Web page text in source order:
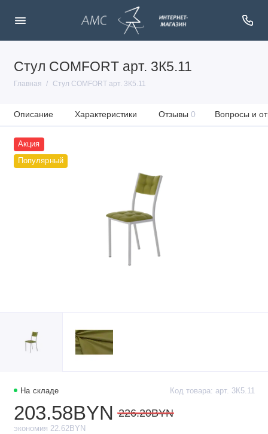
Стул COMFORT арт. 3К5.11
Главная Стул COMFORT арт. 3К5.11
Описание Характеристики Отзывы 0 Вопросы и
Акция
Популярный
На складе Код товара: арт. 3К5.11
203.58BYN 226.20BYN
экономия 22.62BYN